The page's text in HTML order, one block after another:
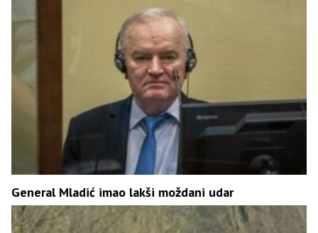
General Mladić imao lakši moždani udar